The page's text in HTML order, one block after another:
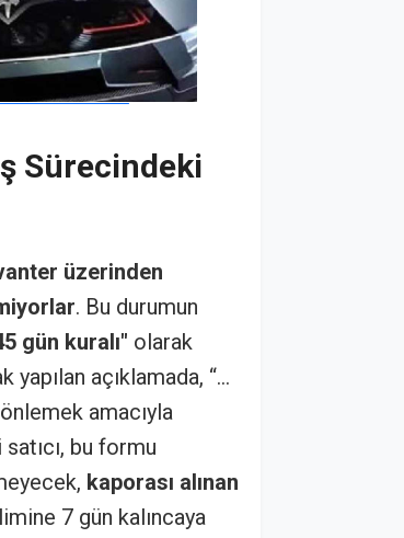
Sürecindeki
üzerinden
. Bu durumun
gün kuralı" olarak
açıklamada, “…
amacıyla
bu formu
kaporası alınan
7 gün kalıncaya